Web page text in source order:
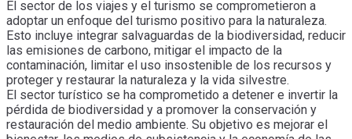
El sector de los viajes y el turismo se comprometieron a
adoptar un enfoque del turismo positivo para la naturaleza.
Esto incluye integrar salvaguardas de la biodiversidad, reducir
las emisiones de carbono, mitigar el impacto de la
contaminación, limitar el uso insostenible de los recursos y
proteger y restaurar la naturaleza y la vida silvestre.
El sector turístico se ha comprometido a detener e invertir la
pérdida de biodiversidad y a promover la conservación y
restauración del medio ambiente. Su objetivo es mejorar el